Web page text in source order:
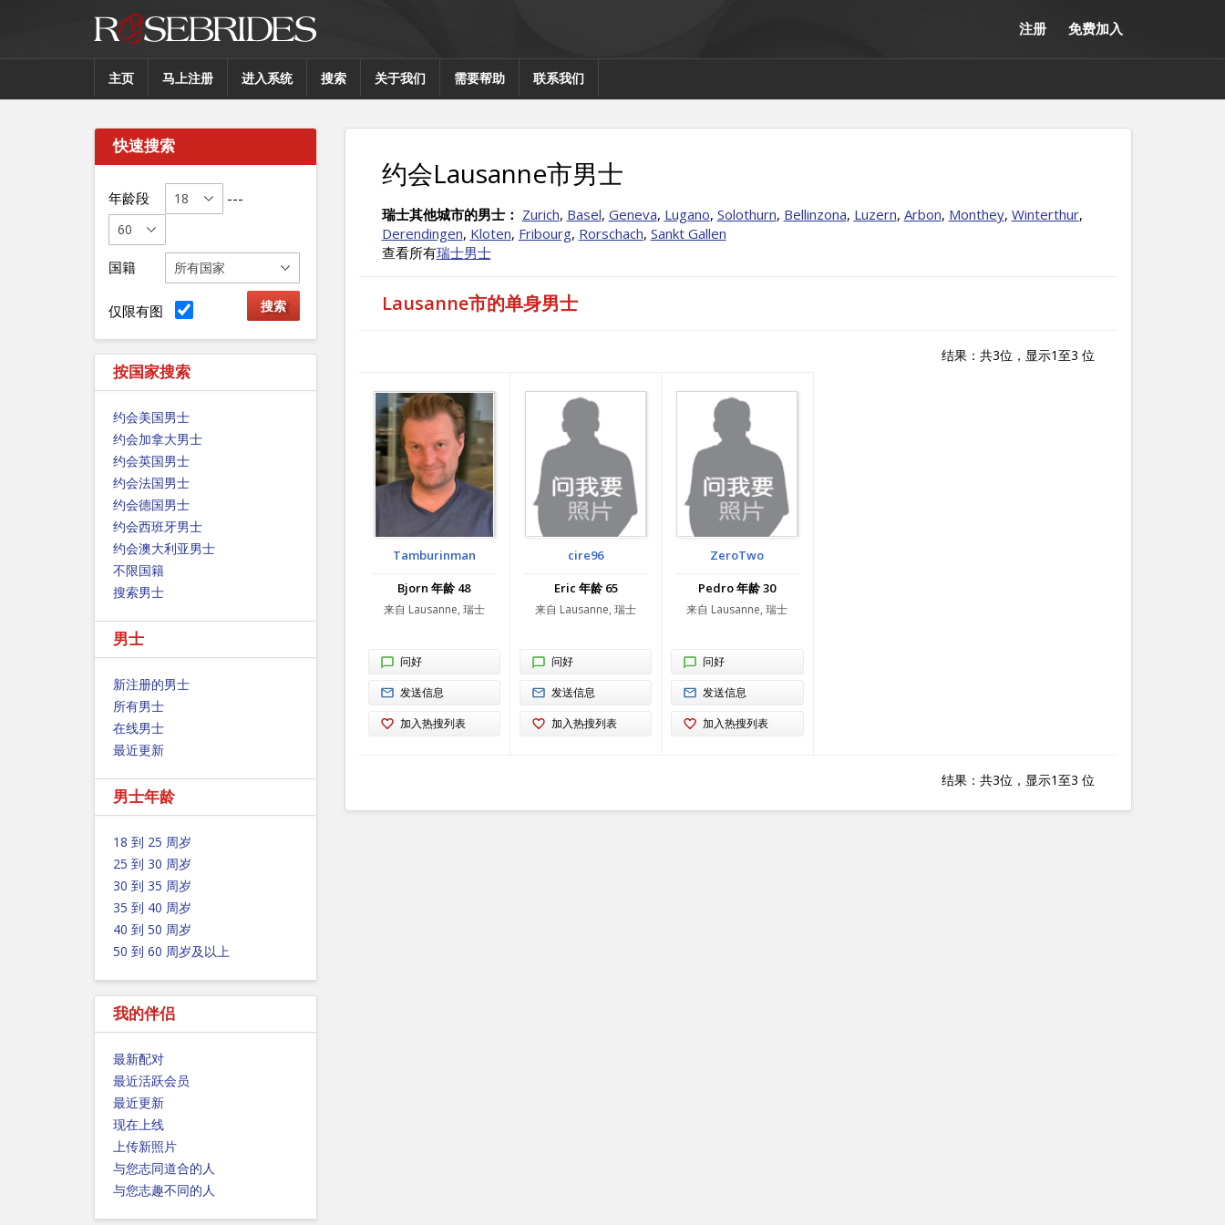
注册 免费加入
主页 马上注册 进入系统 搜索 关于我们 需要帮助 联系我们
快速搜索
年龄段 ---
国籍
仅限有图
按国家搜索
约会美国男士
约会加拿大男士
约会英国男士
约会法国男士
约会德国男士
约会西班牙男士
约会澳大利亚男士
不限国籍
搜索男士
男士
新注册的男士
所有男士
在线男士
最近更新
男士年龄
18 到 25 周岁
25 到 30 周岁
30 到 35 周岁
35 到 40 周岁
40 到 50 周岁
50 到 60 周岁及以上
我的伴侣
最新配对
最近活跃会员
最近更新
现在上线
上传新照片
与您志同道合的人
与您志趣不同的人
约会Lausanne市男士
瑞士其他城市的男士： Zurich, Basel, Geneva, Lugano, Solothurn, Bellinzona, Luzern, Arbon, Monthey, Winterthur,
Derendingen, Kloten, Fribourg, Rorschach, Sankt Gallen
查看所有瑞士男士
Lausanne市的单身男士
结果：共3位，显示1至3 位
Tamburinman
Bjorn 年龄 48
来自 Lausanne, 瑞士
问好
发送信息
加入热搜列表
cire96
Eric 年龄 65
来自 Lausanne, 瑞士
问好
发送信息
加入热搜列表
ZeroTwo
Pedro 年龄 30
来自 Lausanne, 瑞士
问好
发送信息
加入热搜列表
结果：共3位，显示1至3 位